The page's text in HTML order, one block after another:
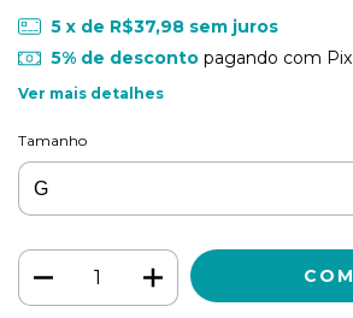
5 x de R$37,98 sem juros
5% de descontopagando com Pix
Ver mais detalhes
Tamanho